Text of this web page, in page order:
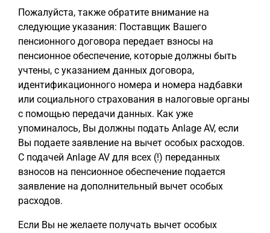
Пожалуйста, также обратите внимание на
следующие указания: Поставщик Вашего
пенсионного договора передает взносы на
пенсионное обеспечение, которые должны быть
учтены, с указанием данных договора,
идентификационного номера и номера надбавки
или социального страхования в налоговые органы
с помощью передачи данных. Как уже
упоминалось, Вы должны подать Anlage AV, если
Вы подаете заявление на вычет особых расходов.
С подачей Anlage AV для всех (!) переданных
взносов на пенсионное обеспечение подается
заявление на дополнительный вычет особых
расходов.
Если Вы не желаете получать вычет особых